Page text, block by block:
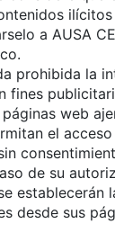
a AUSA
prohibida la
fines
web
el
de su
establecerán
desde sus